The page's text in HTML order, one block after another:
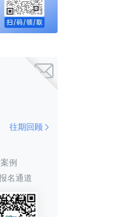

往期回顾 
例
名通道